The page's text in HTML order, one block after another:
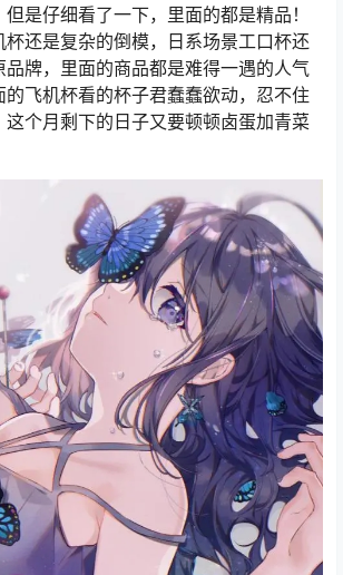
是仔细看了一下，里面的都是精品！
杯还是复杂的倒模，日系场景工口杯还
品牌，里面的商品都是难得一遇的人气
的飞机杯看的杯子君蠢蠢欲动，忍不住
这个月剩下的日子又要顿顿卤蛋加青菜